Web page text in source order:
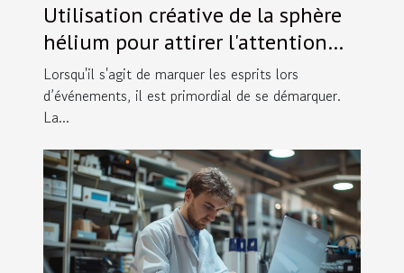
Utilisation créative de la sphère
hélium pour attirer l'attention
lors d'événements
Lorsqu'il s'agit de marquer les esprits lors
d’événements, il est primordial de se démarquer.
La...